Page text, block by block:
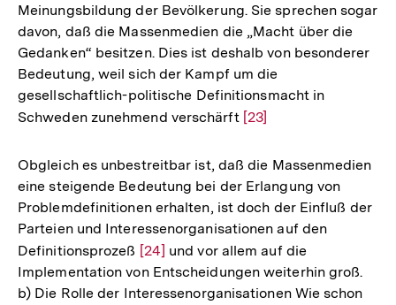
der
Fußnote
Meinungsbildung der Bevölkerung. Sie sprechen sogar
davon, daß die Massenmedien die „Macht über die
Gedanken“ besitzen. Dies ist deshalb von besonderer
Bedeutung, weil sich der Kampf um die
gesellschaftlich-politische Definitionsmacht in
Schweden zunehmend verschärft Zur
der
Fußnote
[23]
Obgleich es unbestreitbar ist, daß die Massenmedien
eine steigende Bedeutung bei der Erlangung von
Problemdefinitionen erhalten, ist doch der Einfluß der
Parteien und Interessenorganisationen auf den
Definitionsprozeß Zur
Auflösung
der
[24] und vor allem auf die
Implementation von Entscheidungen weiterhin groß.
b) Die Rolle der Interessenorganisationen Wie schon